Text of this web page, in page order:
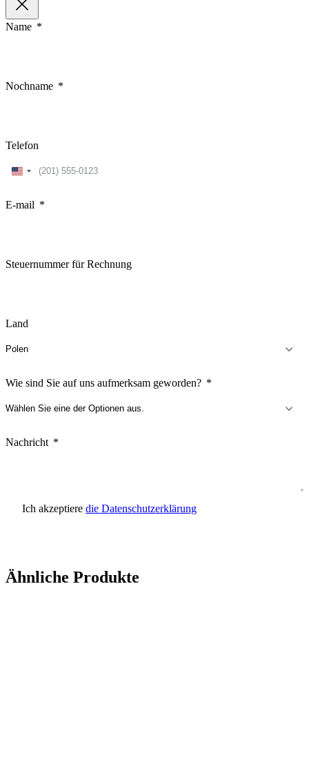
Name
Nochname
Telefon
United
E-mail
Steuernummer für Rechnung
Land
Wie sind Sie auf uns aufmerksam geworden?
Nachricht
Ich akzeptiere die Datenschutzerklärung
Ähnliche Produkte